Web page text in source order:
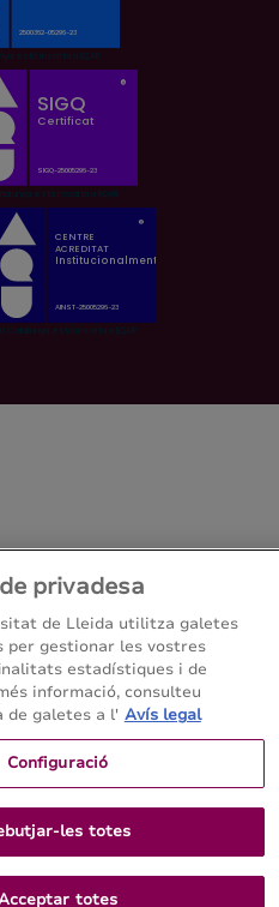
privadesa
de Lleida utilitza galetes
per gestionar les vostres
estadístiques i de
informació, consulteu
de galetes a l' Avís legal
Configuració
les totes
totes